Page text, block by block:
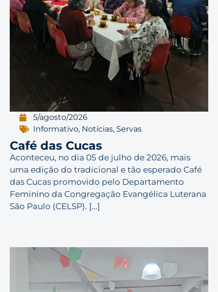
5/agosto/2026
Informativo, Notícias, Servas
Café das Cucas
Aconteceu, no dia 05 de julho de 2026, mais
uma edição do tradicional e tão esperado Café
das Cucas promovido pelo Departamento
Feminino da Congregação Evangélica Luterana
São Paulo (CELSP). [...]